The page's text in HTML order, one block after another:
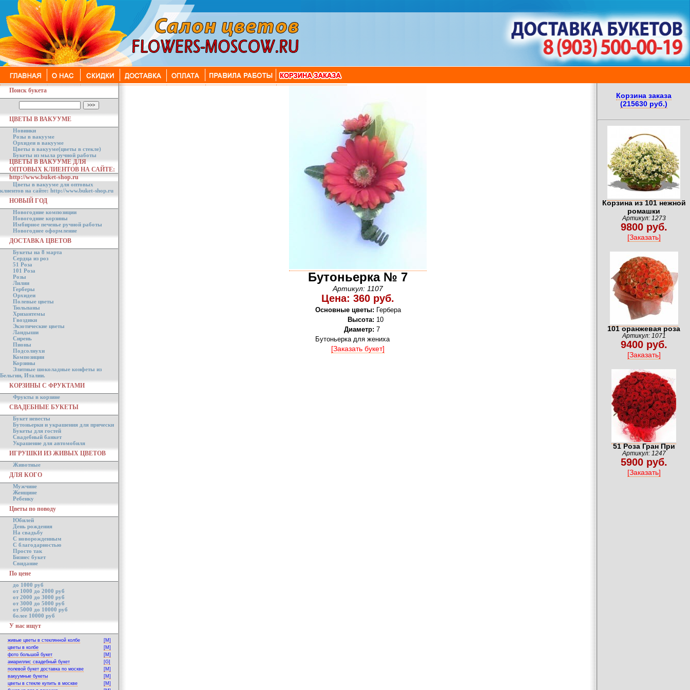
Поиск букета
ЦВЕТЫ В ВАКУУМЕ
Новинки
Розы в вакууме
Орхидеи в вакууме
Цветы в вакууме(цветы в стекле)
Букеты из мыла ручной работы
ЦВЕТЫ В ВАКУУМЕ ДЛЯ
ОПТОВЫХ КЛИЕНТОВ НА САЙТЕ:
http://www.buket-shop.ru
Цветы в вакууме для оптовых
клиентов на сайте: http://www.buket-shop.ru
НОВЫЙ ГОД
Новогодние композиции
Новогодние корзины
Имбирное печенье ручной работы
Новогоднее оформление
ДОСТАВКА ЦВЕТОВ
Букеты на 8 марта
Сердца из роз
51 Роза
101 Роза
Розы
Лилии
Герберы
Орхидеи
Полевые цветы
Тюльпаны
Хризантемы
Гвоздики
Экзотические цветы
Ландыши
Сирень
Пионы
Подсолнухи
Композиции
Корзины
Элитные шоколадные конфеты из
Бельгии, Италии.
КОРЗИНЫ С ФРУКТАМИ
Фрукты в корзине
СВАДЕБНЫЕ БУКЕТЫ
Букет невесты
Бутоньерки и украшения для прически
Букеты для гостей
Свадебный банкет
Украшение для автомобиля
ИГРУШКИ ИЗ ЖИВЫХ ЦВЕТОВ
Животные
ДЛЯ КОГО
Мужчине
Женщине
Ребенку
Цветы по поводу
Юбилей
День рождения
На свадьбу
С новорожденным
С благодарностью
Просто так
Бизнес букет
Свидание
По цене
до 1000 руб
от 1000 до 2000 руб
от 2000 до 3000 руб
от 3000 до 5000 руб
от 5000 до 10000 руб
более 10000 руб
У нас ищут
живые цветы в стеклянной колбе
[M]
цветы в колбе
[M]
фото большой букет
[M]
амариллис свадебный букет
[G]
полевой букет доставка по москве
[M]
вакуумные букеты
[M]
цветы в стекле купить в москве
[M]
Бутоньерка № 7
Артикул: 1107
Цена: 360 руб.
Основные цветы: Гербера
Высота: 10
Диаметр: 7
Бутоньерка для жениха
[Заказать букет]
Корзина заказа
(215630 руб.)
Корзина из 101 нежной
ромашки
Артикул: 1273
9800 руб.
[Заказать]
101 оранжевая роза
Артикул: 1071
9400 руб.
[Заказать]
51 Роза Гран При
Артикул: 1247
5900 руб.
[Заказать]